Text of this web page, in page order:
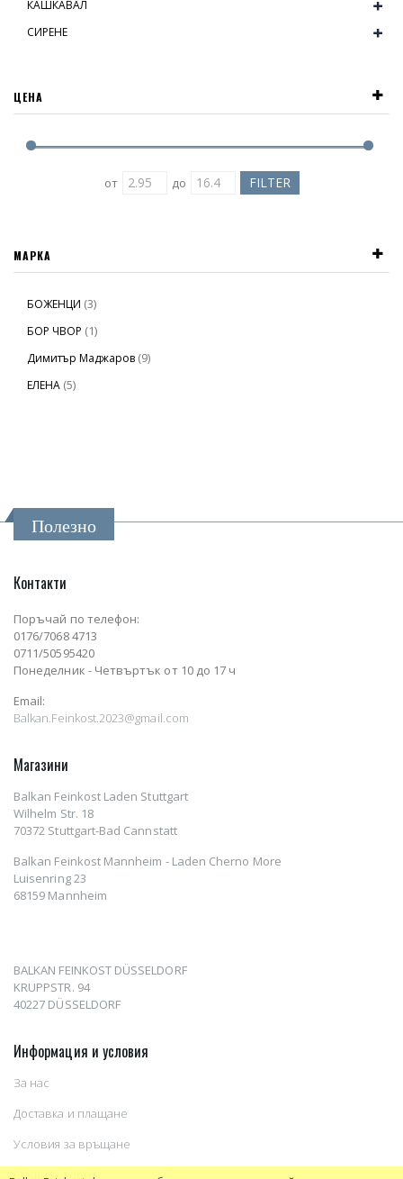
КАШКАВАЛ
СИРЕНЕ
ЦЕНА
от до
МАРКА
БОЖЕНЦИ (3)
БОР ЧВОР (1)
Димитър Маджаров (9)
ЕЛЕНА (5)
Полезно
Контакти
Поръчай по телефон:
0176/7068 4713
0711/50595420
Понеделник - Четвъртък от 10 до 17 ч
Email:
Balkan.Feinkost.2023@gmail.com
Магазини
Balkan Feinkost Laden Stuttgart
Wilhelm Str. 18
70372 Stuttgart-Bad Cannstatt
Balkan Feinkost Mannheim - Laden Cherno More
Luisenring 23
68159 Mannheim
BALKAN FEINKOST DÜSSELDORF
KRUPPSTR. 94
40227 DÜSSELDORF
Информация и условия
За нас
Доставка и плащане
Условия за връщане
Общи условия